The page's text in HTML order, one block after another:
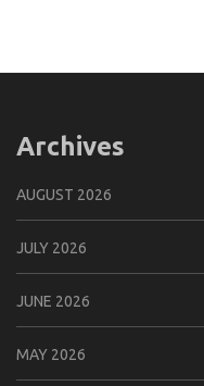
Archives
AUGUST 2026
JULY 2026
JUNE 2026
MAY 2026